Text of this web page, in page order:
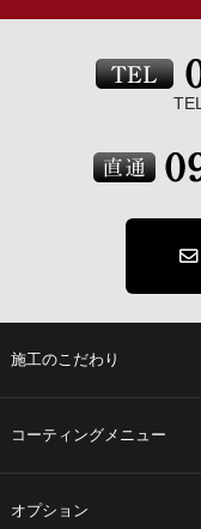
施工のこだわり
コーティングメニュー
オプション